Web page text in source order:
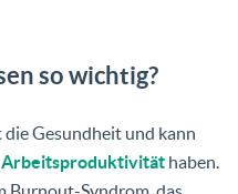
so wichtig?
Gesundheit und kann
Arbeitsproduktivität haben.